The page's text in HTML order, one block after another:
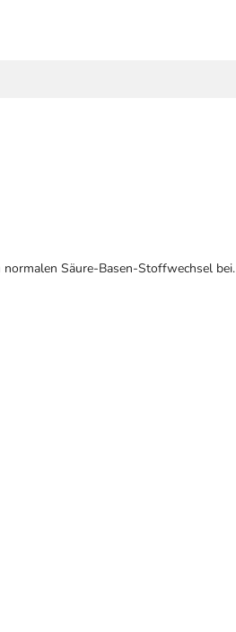
Säure-Basen-Stoffwechsel bei.